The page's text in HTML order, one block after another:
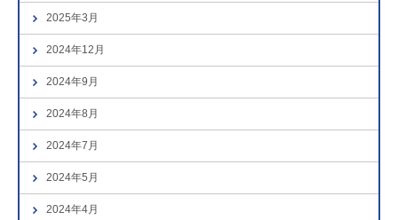
2025年3月
2024年12月
2024年9月
2024年8月
2024年7月
2024年5月
2024年4月